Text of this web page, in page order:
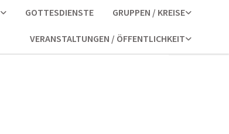
GOTTESDIENSTE GRUPPEN / KREISE
VERANSTALTUNGEN / ÖFFENTLICHKEIT